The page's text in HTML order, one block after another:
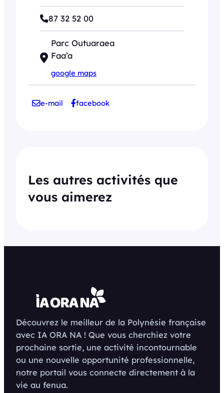
87 32 52 00
Parc Outuaraea
Faa’a
google maps
e-mail facebook
Les autres activités que
vous aimerez
Découvrez le meilleur de la Polynésie française
avec IA ORA NA ! Que vous cherchiez votre
prochaine sortie, une activité incontournable
ou une nouvelle opportunité professionnelle,
notre portail vous connecte directement à la
vie au fenua.